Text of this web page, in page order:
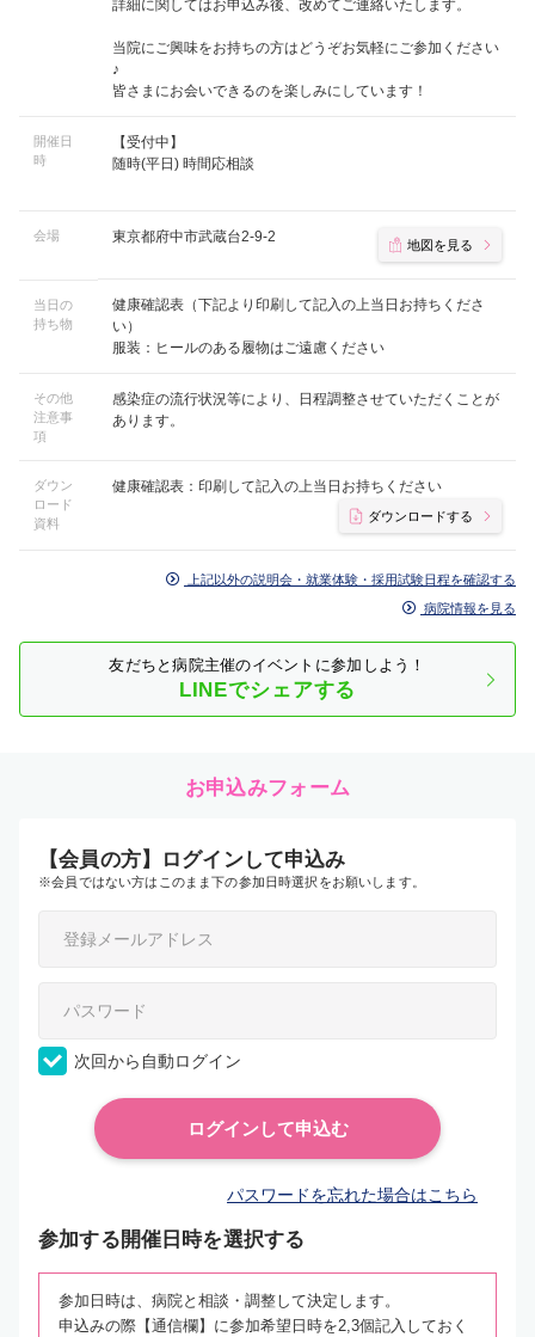
詳細に関してはお申込み後、改めてご連絡いたします。
当院にご興味をお持ちの方はどうぞお気軽にご参加ください
♪
皆さまにお会いできるのを楽しみにしています！
開催日
時
【受付中】
随時(平日) 時間応相談
会場 東京都府中市武蔵台2-9-2 地図を見る
当日の
持ち物
健康確認表（下記より印刷して記入の上当日お持ちくださ
い）
服装：ヒールのある履物はご遠慮ください
その他
注意事
項
感染症の流行状況等により、日程調整させていただくことが
あります。
ダウン
ロード
資料
健康確認表：印刷して記入の上当日お持ちください
ダウンロードする
上記以外の説明会・就業体験・採用試験日程を確認する
病院情報を見る
友だちと病院主催のイベントに参加しよう！
LINEでシェアする
お申込みフォーム
【会員の方】ログインして申込み
※会員ではない方はこのまま下の参加日時選択をお願いします。
次回から自動ログイン
パスワードを忘れた場合はこちら
参加する開催日時を選択する
参加日時は、病院と相談・調整して決定します。
申込みの際【通信欄】に参加希望日時を2,3個記入しておく